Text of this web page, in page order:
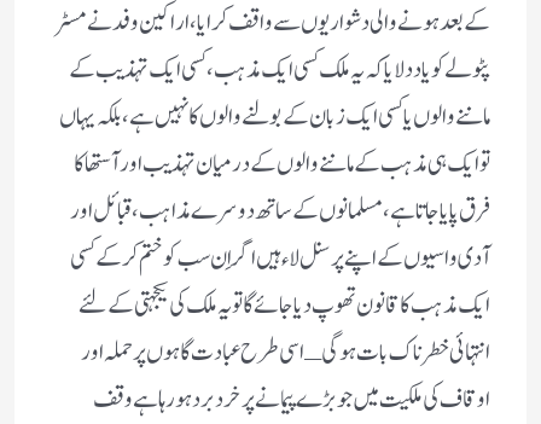
کے بعد ہونے والی دشواریوں سے واقف کرایا، اراکین وفد نے مسٹر
پٹولے کو یاد دلایا کہ یہ ملک کسی ایک مذہب، کسی ایک تہذیب کے
ماننے والوں یا کسی ایک زبان کے بولنے والوں کا نہیں ہے، بلکہ یہاں
تو ایک ہی مذہب کے ماننے والوں کے درمیان تہذیب اور آستھا کا
فرق پایا جاتا ہے ، مسلمانوں کے ساتھ دوسرے مذاہب، قبائل اور
آدی واسیوں کے اپنے پرسنل لاء ہیں اگر اِن سب کو ختم کرکے کسی
ایک مذہب کا قانون تھوپ دیا جائے گا تو یہ ملک کی یکجہتی کے لئے
انتہائی خطرناک بات ہوگی ـ اسی طرح عبادت گاہوں پر حملہ اور
اوقاف کی ملکیت میں جو بڑے پیمانے پر خرد برد ہورہا ہے وقف